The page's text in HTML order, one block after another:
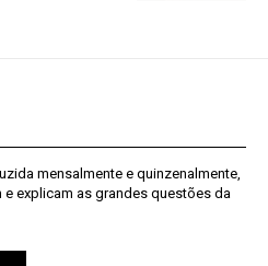
mensalmente e quinzenalmente,
explicam as grandes questões da